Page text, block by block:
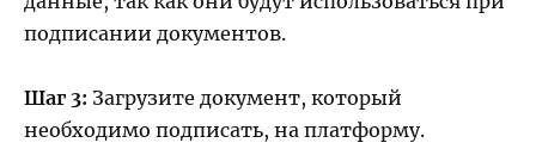
подписании документов.
Шаг 3: Загрузите документ, который
необходимо подписать, на платформу.